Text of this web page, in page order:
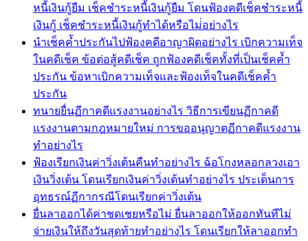
หนี้เงินกู้ยืม เช็คชำระหนี้เงินกู้ยืม โดนฟ้องคดีเช็คชำระหนี้
เงินกู้ เช็คชำระหนี้เงินกู้ทำได้หรือไม่่อย่างไร
นำเช็คค้ำประกันไปฟ้องคดีอาญาผิดอย่างไร เบิกความเท็จ
ในคดีเช็ค ข้อต่อสู้คดีเช็ค ถูกฟ้องคดีเช็คทั้งที่เป็นเช็คค้ำ
ประกัน ข้อหาเบิกความเท็จและฟ้องเท็จในคดีเช็คค้ำ
ประกัน
ทนายยื่นฏีกาคดีแรงงานอย่างไร วิธีการเขียนฏีกาคดี
แรงงานตามกฎหมายใหม่ การขออนุญาตฏีกาคดีแรงงาน
ทำอย่างไร
ฟ้องเรียกเงินค่าวิ่งเต้นคืนทำอย่างไร ฉ้อโกงหลอกลวงเอา
เงินวิ่งเต้น โดนเรียกเงินค่าวิ่งเต้นทำอย่างไร ประเด็นการ
อุทธรณ์ฏีกากรณีโดนเรียกค่าวิ่งเต้น
ยื่นลาออกได้ค่าชดเชยหรือไม่ ยื่นลาออกให้ออกทันทีไม่
จ่ายเงินให้ถึงวันสุดท้ายทำอย่างไร โดนเรียกให้ลาออกทำ